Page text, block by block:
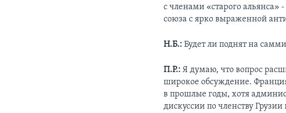
с членами «старого
союза с ярко выраженной
Н.Б.: Будет ли поднят на
П.Р.:Я думаю, что вопрос
широкое обсуждение.
в прошлые годы, хотя
дискуссии по членству